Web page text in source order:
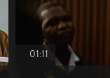
01:11